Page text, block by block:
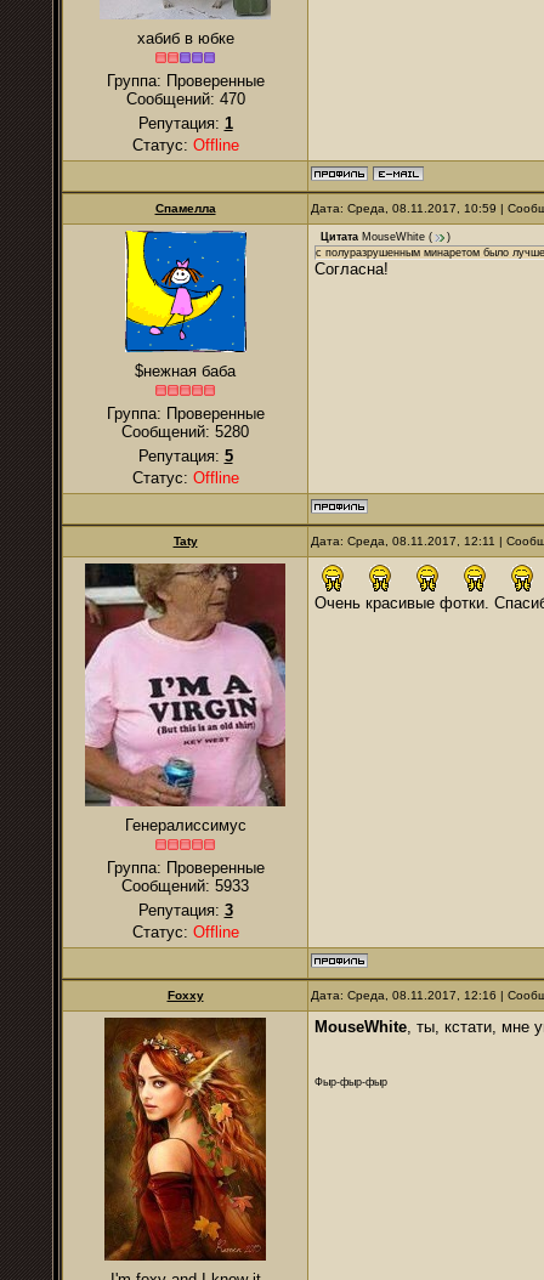
хабиб в юбке
Группа: Проверенные
Сообщений: 470
Репутация: 1
Статус: Offline
Спамелла Дата: Среда, 08.11.2017, 10:59 |
$нежная баба
Группа: Проверенные
Сообщений: 5280
Репутация: 5
Статус: Offline
Цитата MouseWhite (
)
с полуразрушенным минаретом было лучше
Согласна!
Taty Дата: Среда, 08.11.2017, 12:11 |
Генералиссимус
Группа: Проверенные
Сообщений: 5933
Репутация: 3
Статус: Offline
Очень красивые фотки.
Foxxy Дата: Среда, 08.11.2017, 12:16 |
MouseWhite, ты, кстати, мне
Фыр-фыр-фыр